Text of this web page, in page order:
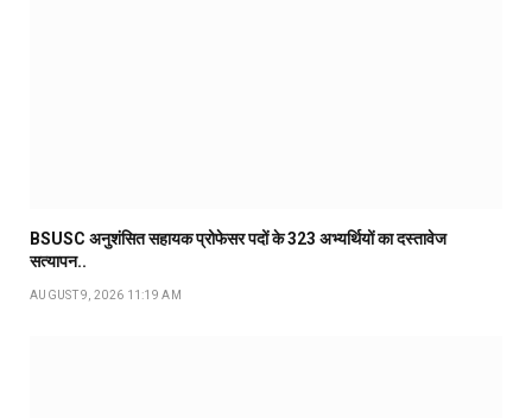
BSUSC अनुशंसित सहायक प्रोफेसर पदों के 323 अभ्यर्थियों का दस्तावेज
सत्यापन..
AUGUST 9, 2026 11:19 AM